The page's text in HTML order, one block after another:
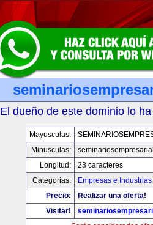
El dueño de este dominio lo
Mayusculas:
Minusculas:
Longitud:
23 caracteres
Categorias:
Empresas e Industrias
Precio:
Realizar una oferta!
Visitar!